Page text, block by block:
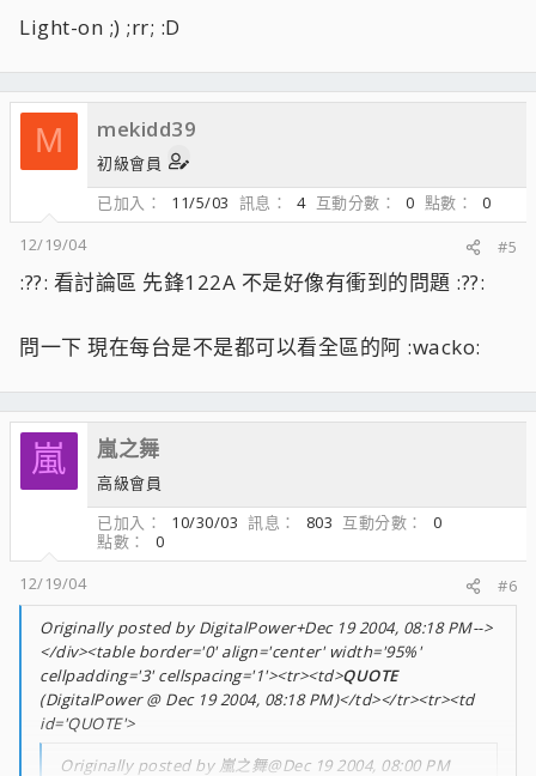
Light-on ;) ;rr; :D
M mekidd39
初級會員
已加入
11/5/03 訊息 4 互動分數 0 點數
0
12/19/04
#5
:??: 看討論區 先鋒122A 不是好像有衝到的問題 :??:
問一下 現在每台是不是都可以看全區的阿 :wacko:
嵐 嵐之舞
高級會員
已加入
10/30/03 訊息 803 互動分數
0
點數
0
12/19/04
#6
Originally posted by DigitalPower+Dec 19 2004, 08:18 PM-->
</div><table border='0' align='center' width='95%'
cellpadding='3' cellspacing='1'><tr><td>QUOTE
(DigitalPower @ Dec 19 2004, 08:18 PM)</td></tr><tr><td
id='QUOTE'>
Originally posted by 嵐之舞@Dec 19 2004, 08:00 PM